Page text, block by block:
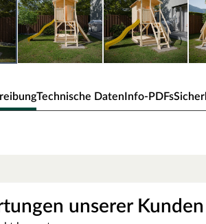
Technische DatenInfo-PDFs
lässt sich durch eine Treppe mit
unserer Kunden